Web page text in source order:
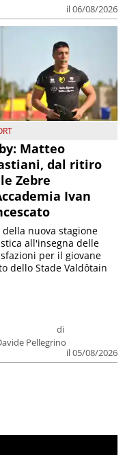
il 06/08/2026
Matteo
dal ritiro
Zebre
Ivan
di
Pellegrino
il 05/08/2026
della nuova stagione
all'insegna delle
per il giovane
dello Stade Valdôtain